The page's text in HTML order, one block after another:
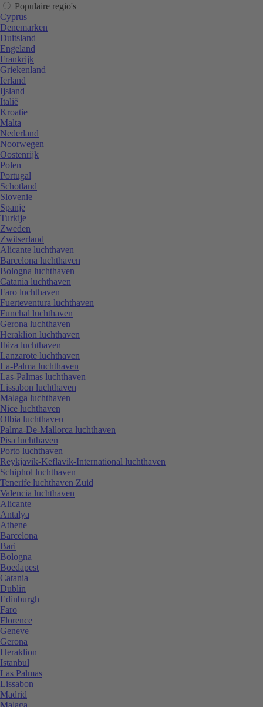
Populaire regio's
Cyprus
Denemarken
Duitsland
Engeland
Frankrijk
Griekenland
Ierland
Ijsland
Italië
Kroatie
Malta
Nederland
Noorwegen
Oostenrijk
Polen
Portugal
Schotland
Slovenie
Spanje
Turkije
Zweden
Zwitserland
Alicante luchthaven
Barcelona luchthaven
Bologna luchthaven
Catania luchthaven
Faro luchthaven
Fuerteventura luchthaven
Funchal luchthaven
Gerona luchthaven
Heraklion luchthaven
Ibiza luchthaven
Lanzarote luchthaven
La-Palma luchthaven
Las-Palmas luchthaven
Lissabon luchthaven
Malaga luchthaven
Nice luchthaven
Olbia luchthaven
Palma-De-Mallorca luchthaven
Pisa luchthaven
Porto luchthaven
Reykjavik-Keflavik-International luchthaven
Schiphol luchthaven
Tenerife luchthaven Zuid
Valencia luchthaven
Alicante
Antalya
Athene
Barcelona
Bari
Bologna
Boedapest
Catania
Dublin
Edinburgh
Faro
Florence
Geneve
Gerona
Heraklion
Istanbul
Las Palmas
Lissabon
Madrid
Malaga